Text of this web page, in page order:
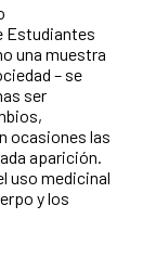
Estudiantes
una muestra
– se
ser
ocasiones las
aparición.
uso medicinal
y los